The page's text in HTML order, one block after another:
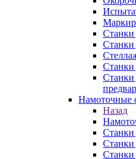
Станки
Станки
Станки
Станки
Намоточные
Назад
Станки
Станки
Станки